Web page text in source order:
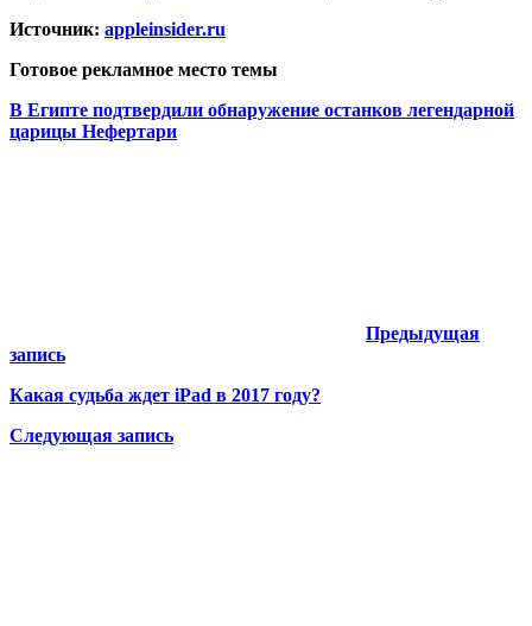
Источник: appleinsider.ru
Готовое рекламное место темы
В Египте подтвердили обнаружение останков легендарной
царицы Нефертари
Предыдущая
запись
Какая судьба ждет iPad в 2017 году?
Следующая запись